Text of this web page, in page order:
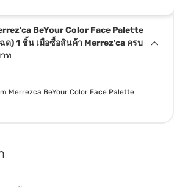
BeYour Color Face Palette
ด) 1 ชิ้น เมื่อซื้อสินค้า Merrez'ca ครบ
ท
Merrezca BeYour Color Face Palette